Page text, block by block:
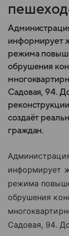
информирует
режима
обрушения
Садовая, 94.
создаёт
граждан.
информирует
режима
обрушения
Садовая, 94.